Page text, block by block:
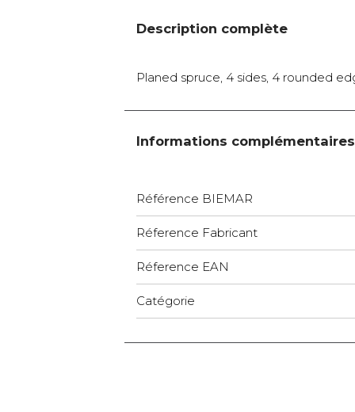
Description complète
Planed spruce, 4 sides, 4 rounded
Informations complémentaires
Référence BIEMAR
Réference Fabricant
Réference EAN
Catégorie